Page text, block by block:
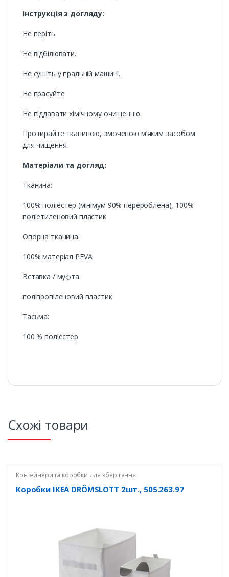
Інструкція з догляду:
Не періть.
Не відбілювати.
Не сушіть у пральній машині.
Не прасуйте.
Не піддавати хімічному очищенню.
Протирайте тканиною, змоченою м’яким засобом
для чищення.
Матеріали та догляд:
Тканина:
100% поліестер (мінімум 90% перероблена), 100%
поліетиленовий пластик
Опорна тканина:
100% матеріал PEVA
Вставка / муфта:
поліпропіленовий пластик
Тасьма:
100 % поліестер
Схожі товари
Контейнери та коробки для зберігання
Коробки ІКЕА DRÖMSLOTT 2шт., 505.263.97